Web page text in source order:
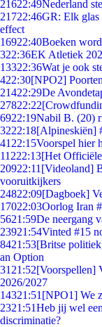
21622:49Nederland
21722:46GR: Elk glas
effect
16922:40Boeken
322:36EK Atletiek
13322:36Wat je ook
422:30[NPO2]
21422:29De
27822:22
6922:19Nabil B. (20)
3222:18[Alpineskiën]
41 22:15Voorspel hier
11222:13[Het
20922:11 [Videoland]
vooruitkijkers
24822:09[Dagboek]
17022:03Oorlog Iran
5621:59De neergang
23921:54Vinted #15
8421:53[Britse
an Option
31 21:52[Voorspellen]
2026/2027
14321:51 [NPO1] We
2321:51Heb jij wel
discriminatie?